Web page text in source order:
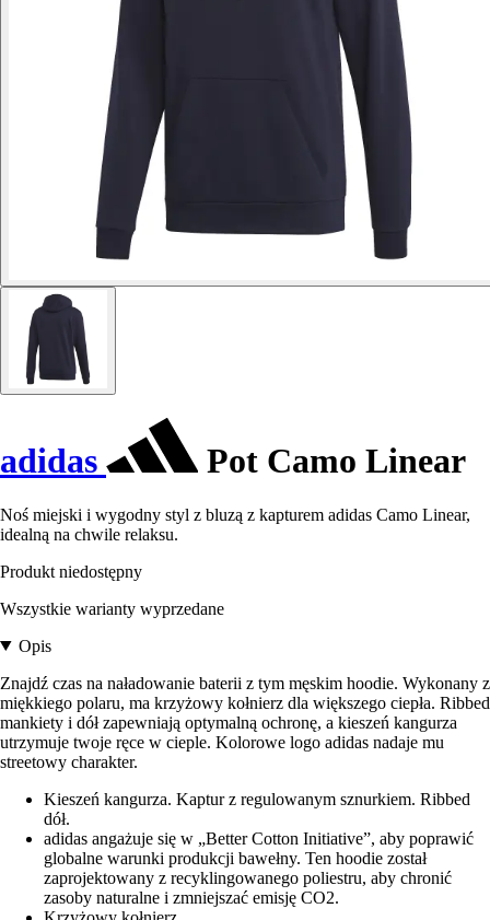
adidas Pot Camo Linear
Noś miejski i wygodny styl z bluzą z kapturem adidas Camo Linear,
idealną na chwile relaksu.
Produkt niedostępny
Wszystkie warianty wyprzedane
Opis
Znajdź czas na naładowanie baterii z tym męskim hoodie. Wykonany z
miękkiego polaru, ma krzyżowy kołnierz dla większego ciepła. Ribbed
mankiety i dół zapewniają optymalną ochronę, a kieszeń kangurza
utrzymuje twoje ręce w cieple. Kolorowe logo adidas nadaje mu
streetowy charakter.
Kieszeń kangurza. Kaptur z regulowanym sznurkiem. Ribbed
dół.
adidas angażuje się w „Better Cotton Initiative”, aby poprawić
globalne warunki produkcji bawełny. Ten hoodie został
zaprojektowany z recyklingowanego poliestru, aby chronić
zasoby naturalne i zmniejszać emisję CO2.